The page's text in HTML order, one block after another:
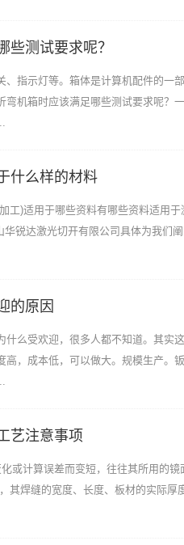
些测试要求呢？
指示灯等。箱体是计算机配件的一
弯机箱时应该满足哪些测试要求呢？
什么样的材料
工)适用于哪些资料有哪些资料适用于
锐达激光切开有限公司具体为我们
的原因
什么受欢迎，很多人都不知道。其实
高，成本低，可以做大。规模生产。
艺注意事项
计算误差而变短，往往其所用的镜
其焊缝的宽度、长度、板材的实际厚